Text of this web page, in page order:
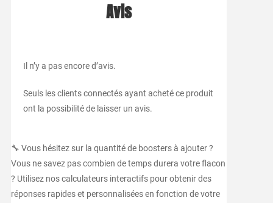
Avis
Il n’y a pas encore d’avis.
Seuls les clients connectés ayant acheté ce produit
ont la possibilité de laisser un avis.
🔧 Vous hésitez sur la quantité de boosters à ajouter ?
Vous ne savez pas combien de temps durera votre flacon
? Utilisez nos calculateurs interactifs pour obtenir des
réponses rapides et personnalisées en fonction de votre